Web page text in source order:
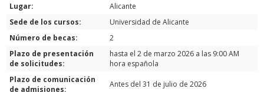
Lugar:
Alicante
Sede de los cursos:
Universidad de Alicante
Número de becas:
2
Plazo de presentación
de solicitudes:
hasta el 2 de marzo 2026 a las 9:00 AM
hora española
Plazo de comunicación
de admisiones:
Antes del 31 de julio de 2026